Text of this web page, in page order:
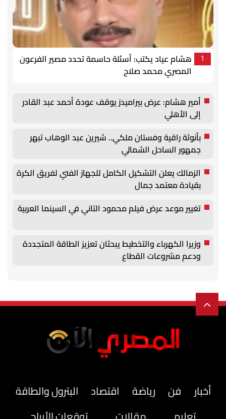
1
هشام عياد يكتب: أسئلة حاسمة تحدد مصير الفرعون
المصري محمد صلاح
أمير هشام: عرض بيراميدز يوقف عودة أحمد عبد القادر
إلى الأهلي
بأنوثة راقية وفستان ملكي.. شيرين عبد الوهاب تبهر
جمهور الساحل الشمالي
الزمالك يعلن التشكيل الكامل للجهاز الفني لفريق الكرة
بقيادة معتمد جمال
تغيير موعد عرض فيلم محمود التاني في السينما العربية
وزيرا الكهرباء والتخطيط يبحثان تعزيز الطاقة المتجددة
ودعم مشروعات القطاع
أخبار فن رياضة اقتصاد
البترول والطاقة